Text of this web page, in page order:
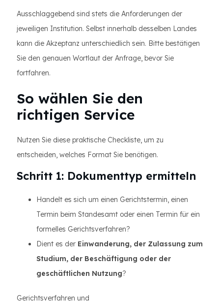
Ausschlaggebend sind stets die Anforderungen der
jeweiligen Institution. Selbst innerhalb desselben Landes
kann die Akzeptanz unterschiedlich sein. Bitte bestätigen
Sie den genauen Wortlaut der Anfrage, bevor Sie
fortfahren.
So wählen Sie den
richtigen Service
Nutzen Sie diese praktische Checkliste, um zu
entscheiden, welches Format Sie benötigen.
Schritt 1: Dokumenttyp ermitteln
Handelt es sich um einen Gerichtstermin, einen
Termin beim Standesamt oder einen Termin für ein
formelles Gerichtsverfahren?
Dient es der Einwanderung, der Zulassung zum
Studium, der Beschäftigung oder der
geschäftlichen Nutzung?
Gerichtsverfahren und